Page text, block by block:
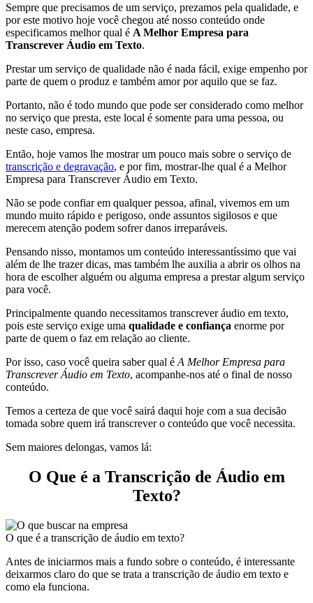
Sempre que precisamos de um serviço, prezamos pela qualidade, e
por este motivo hoje você chegou até nosso conteúdo onde
especificamos melhor qual é A Melhor Empresa para
Transcrever Áudio em Texto.
Prestar um serviço de qualidade não é nada fácil, exige empenho por
parte de quem o produz e também amor por aquilo que se faz.
Portanto, não é todo mundo que pode ser considerado como melhor
no serviço que presta, este local é somente para uma pessoa, ou
neste caso, empresa.
Então, hoje vamos lhe mostrar um pouco mais sobre o serviço de
transcrição e degravação, e por fim, mostrar-lhe qual é a Melhor
Empresa para Transcrever Áudio em Texto.
Não se pode confiar em qualquer pessoa, afinal, vivemos em um
mundo muito rápido e perigoso, onde assuntos sigilosos e que
merecem atenção podem sofrer danos irreparáveis.
Pensando nisso, montamos um conteúdo interessantíssimo que vai
além de lhe trazer dicas, mas também lhe auxilia a abrir os olhos na
hora de escolher alguém ou alguma empresa a prestar algum serviço
para você.
Principalmente quando necessitamos transcrever áudio em texto,
pois este serviço exige uma qualidade e confiança enorme por
parte de quem o faz em relação ao cliente.
Por isso, caso você queira saber qual é A Melhor Empresa para
Transcrever Áudio em Texto, acompanhe-nos até o final de nosso
conteúdo.
Temos a certeza de que você sairá daqui hoje com a sua decisão
tomada sobre quem irá transcrever o conteúdo que você necessita.
Sem maiores delongas, vamos lá:
O Que é a Transcrição de Áudio em
Texto?
O que é a transcrição de áudio em texto?
Antes de iniciarmos mais a fundo sobre o conteúdo, é interessante
deixarmos claro do que se trata a transcrição de áudio em texto e
como ela funciona.